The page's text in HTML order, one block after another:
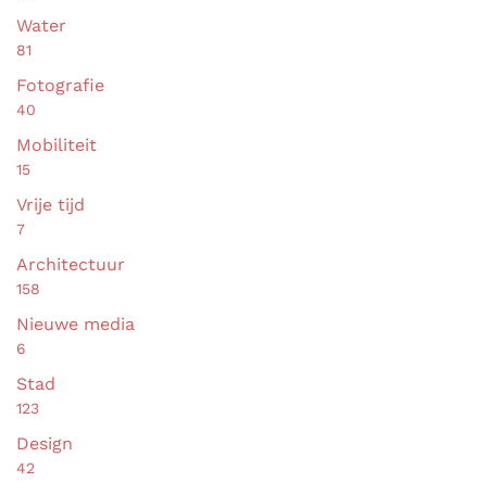
Water
81
Fotografie
40
Mobiliteit
15
Vrije tijd
7
Architectuur
158
Nieuwe media
6
Stad
123
Design
42